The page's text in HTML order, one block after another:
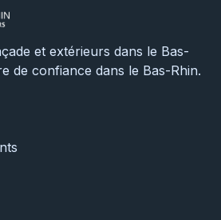
et extérieurs dans le Bas-
de confiance dans le Bas-Rhin.